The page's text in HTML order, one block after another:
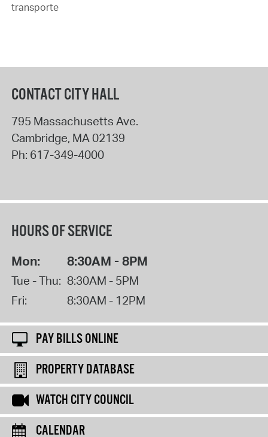
transporte
CONTACT CITY HALL
795 Massachusetts Ave.
Cambridge, MA02139
Ph: 617-349-4000
HOURS OF SERVICE
Mon: 8:30AM - 8PM
Tue - Thu: 8:30AM - 5PM
Fri:
8:30AM - 12PM
PAY BILLS ONLINE
PROPERTY DATABASE
WATCH CITY COUNCIL
CALENDAR